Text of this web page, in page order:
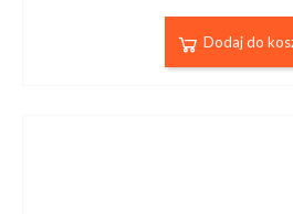
Dodaj do